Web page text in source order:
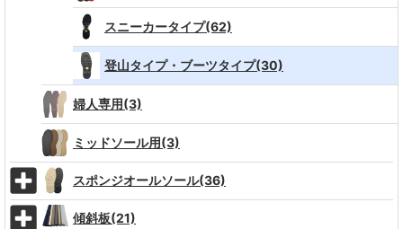
スニーカータイプ(62)
登山タイプ・ブーツタイプ(30)
婦人専用(3)
ミッドソール用(3)
スポンジオールソール(36)
傾斜板(21)